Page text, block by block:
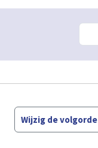
Wijzig de volgorde